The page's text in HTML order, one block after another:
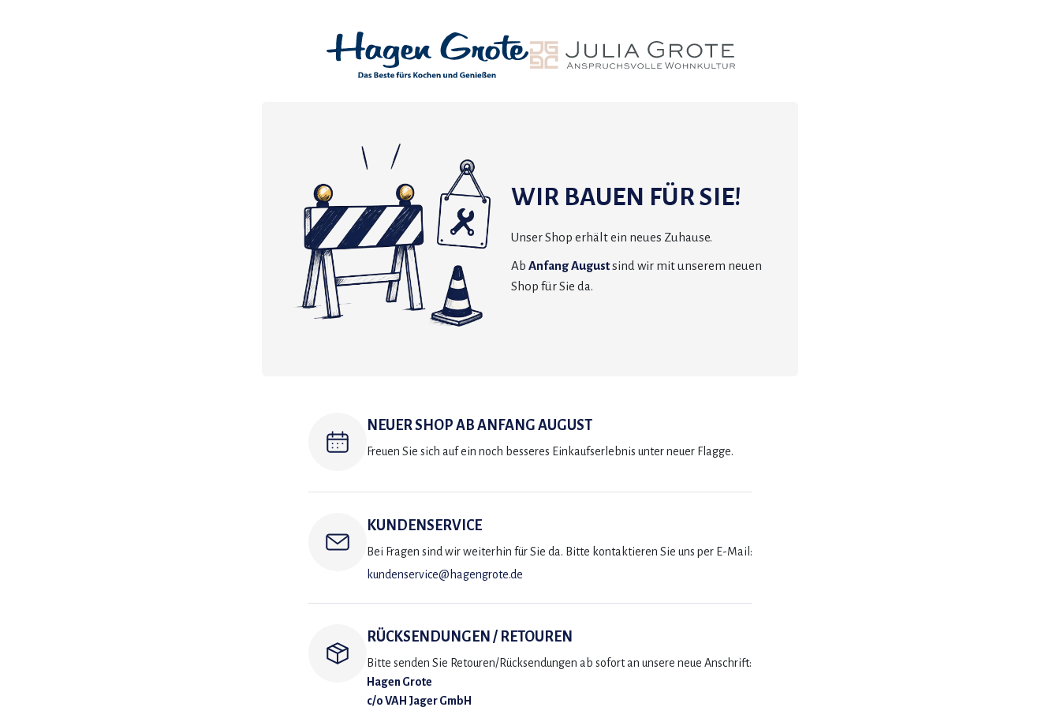
WIR BAUEN FÜR SIE!
Unser Shop erhält ein neues Zuhause.
Ab Anfang Augustsind wir mit unserem neuen
Shop für Sie da.
NEUER SHOP AB ANFANG AUGUST
Freuen Sie sich auf ein noch besseres Einkaufserlebnis unter neuer Flagge.
KUNDENSERVICE
Bei Fragen sind wir weiterhin für Sie da. Bitte kontaktieren Sie uns per E-Mail:
kundenservice@hagengrote.de
RÜCKSENDUNGEN / RETOUREN
Bitte senden Sie Retouren/Rücksendungen ab sofort an unsere neue Anschrift:
Hagen Grote
c/o VAH Jager GmbH